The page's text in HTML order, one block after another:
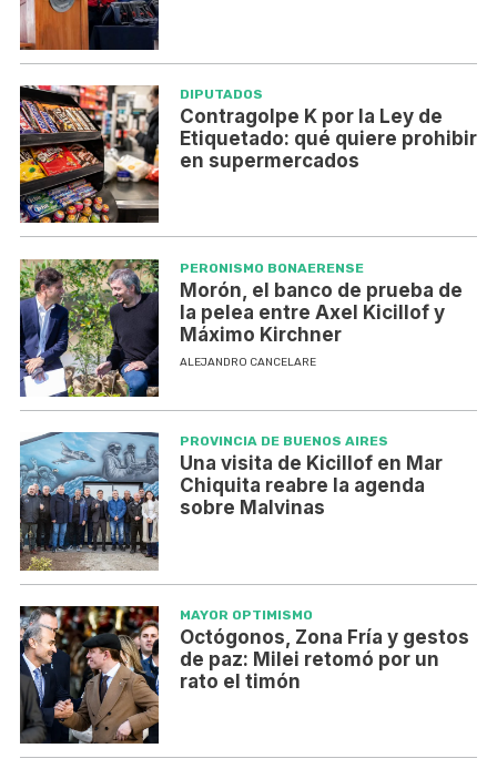
DIPUTADOS
Contragolpe K por la Ley de
Etiquetado: qué quiere prohibir
en supermercados
PERONISMO BONAERENSE
Morón, el banco de prueba de
la pelea entre Axel Kicillof y
Máximo Kirchner
ALEJANDRO CANCELARE
PROVINCIA DE BUENOS AIRES
Una visita de Kicillof en Mar
Chiquita reabre la agenda
sobre Malvinas
MAYOR OPTIMISMO
Octógonos, Zona Fría y gestos
de paz: Milei retomó por un
rato el timón